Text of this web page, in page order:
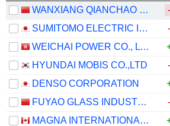
WANXIANG QIANCHAO CO.,LTD.
SUMITOMO ELECTRIC INDUSTRIES, LTD.
WEICHAI POWER CO., LTD.
HYUNDAI MOBIS CO.,LTD
DENSO CORPORATION
FUYAO GLASS INDUSTRY GROUP CO., LTD.
MAGNA INTERNATIONAL INC.